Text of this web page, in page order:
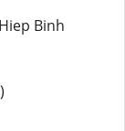
Binh